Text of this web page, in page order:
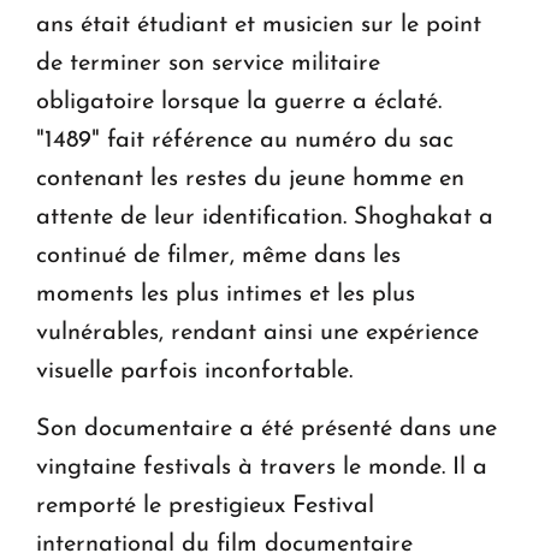
ans était étudiant et musicien sur le point
de terminer son service militaire
obligatoire lorsque la guerre a éclaté.
"1489" fait référence au numéro du sac
contenant les restes du jeune homme en
attente de leur identification. Shoghakat a
continué de filmer, même dans les
moments les plus intimes et les plus
vulnérables, rendant ainsi une expérience
visuelle parfois inconfortable.
Son documentaire a été présenté dans une
vingtaine festivals à travers le monde. Il a
remporté le prestigieux Festival
international du film documentaire